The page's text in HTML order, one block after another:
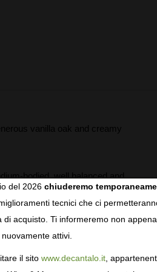
vanilla oak and creamy
bodied, well balanced and
e mejorar la tua
di più, o gestisci le tue
del 2026 chiuderemo
tecnici che ci
acquisto. Ti informeremo non appena
attivi.
il sito www.decantalo.it,